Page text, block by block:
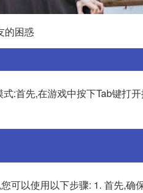
的困惑
:首先,在游戏中按下Tab键打
可以使用以下步骤: 1. 首先,